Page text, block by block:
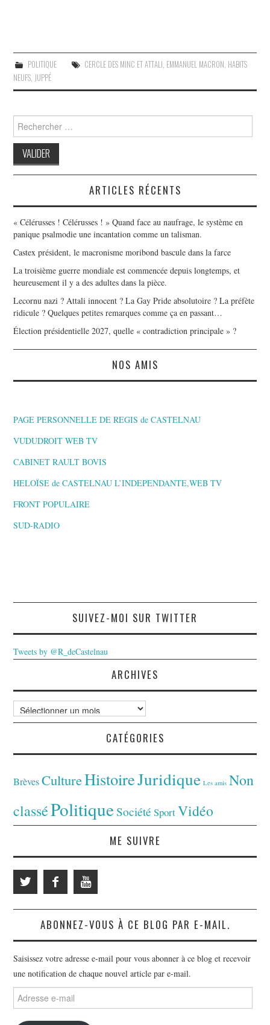
POLITIQUE CERCLE DES MINC ET ATTALI, EMMANUEL MACRON, HABITS
NEUFS, JUPPÉ
Search
for:
ARTICLES RÉCENTS
« Célérusses ! Célérusses ! » Quand face au naufrage, le système en
panique psalmodie une incantation comme un talisman.
Castex président, le macronisme moribond bascule dans la farce
La troisième guerre mondiale est commencée depuis longtemps, et
heureusement il y a des adultes dans la pièce.
Lecornu nazi ? Attali innocent ? La Gay Pride absolutoire ? La préfète
ridicule ? Quelques petites remarques comme ça en passant…
Élection présidentielle 2027, quelle « contradiction principale » ?
NOS AMIS
PAGE PERSONNELLE DE REGIS de CASTELNAU
VUDUDROIT WEB TV
CABINET RAULT BOVIS
HELOÏSE de CASTELNAU L’INDEPENDANTE,WEB TV
FRONT POPULAIRE
SUD-RADIO
SUIVEZ-MOI SUR TWITTER
Tweets by @R_deCastelnau
ARCHIVES
Archives
CATÉGORIES
Brèves CultureHistoireJuridique Les amis Non
classéPolitiqueSociété SportVidéo
ME SUIVRE
ABONNEZ-VOUS À CE BLOG PAR E-MAIL.
Saisissez votre adresse e-mail pour vous abonner à ce blog et recevoir
une notification de chaque nouvel article par e-mail.
Adresse
e-